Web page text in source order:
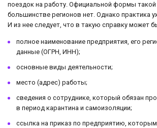
поездок на работу. Официальной формы такой
большинстве регионов нет. Однако практика
И из нее следует, что в такую справку может
полное наименование предприятия, его
данные (ОГРН, ИНН);
основные виды деятельности;
место (адрес) работы;
сведения о сотруднике, который обязан
в период карантина и самоизоляции;
ссылка на приказ по предприятию,